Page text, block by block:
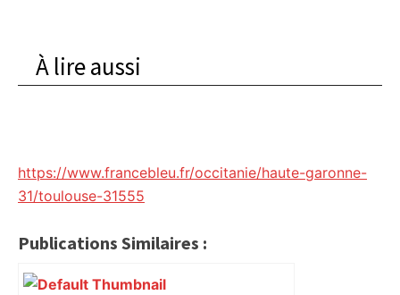
À lire aussi
https://www.francebleu.fr/occitanie/haute-garonne-
31/toulouse-31555
Publications Similaires :